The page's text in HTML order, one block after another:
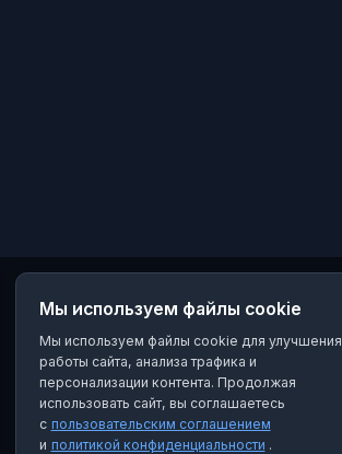
Мы используем файлы cookie
Мы используем файлы cookie для улучшения
работы сайта, анализа трафика и
персонализации контента. Продолжая
использовать сайт, вы соглашаетесь
с пользовательским соглашением
и политикой конфиденциальности .